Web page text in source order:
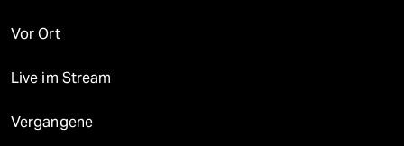
Vor Ort
Live im Stream
Vergangene